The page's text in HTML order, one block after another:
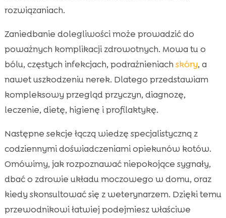
kotów z wrażliwym układem moczowym
higiena
 Domowa opieka nad kotem z nietrzymaniem:
praktyczne wskazówki
 Profilaktyka: jak zmniejszyć ryzyko nawrotów
 Różnice między kotem młodym a starszym
 Kiedy rozważyć konsultację urologa
Mity i fakty o nietrzymaniu u kotów
Wniosek
rozwiązaniach.
Zaniedbanie dolegliwości może prowadzić do
poważnych komplikacji zdrowotnych. Mowa tu o
bólu, częstych infekcjach, podrażnieniach skóry, a
nawet uszkodzeniu nerek. Dlatego przedstawiam
kompleksowy przegląd przyczyn, diagnozę,
leczenie, dietę, higienę i profilaktykę.
Następne sekcje łączą wiedzę specjalistyczną z
codziennymi doświadczeniami opiekunów kotów.
Omówimy, jak rozpoznawać niepokojące sygnały,
dbać o zdrowie układu moczowego w domu, oraz
kiedy skonsultować się z weterynarzem. Dzięki temu
przewodnikowi łatwiej podejmiesz właściwe